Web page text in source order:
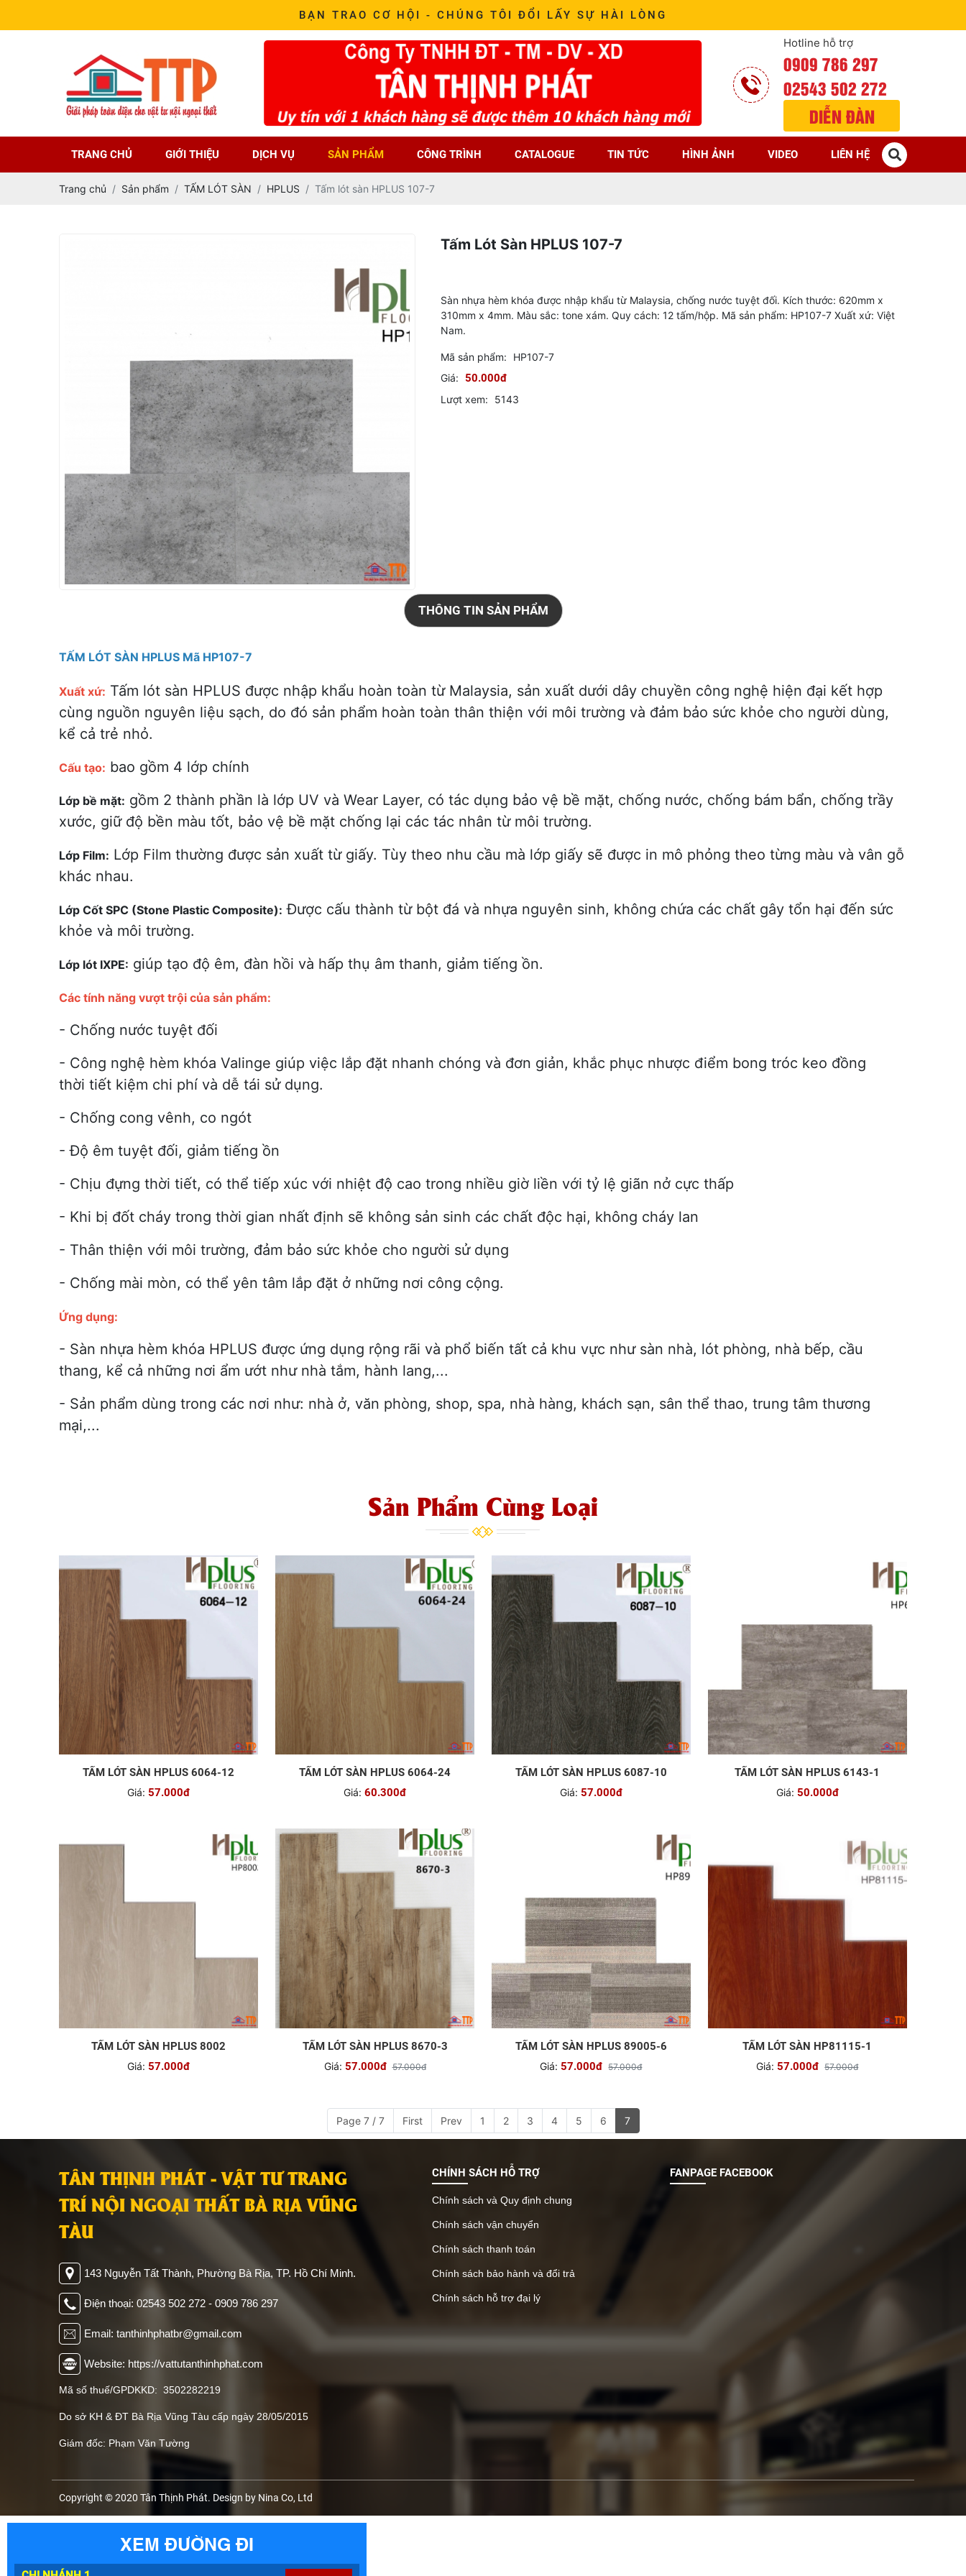
BẠN TRAO CƠ HỘI - CHÚNG TÔI ĐỔI LẤY SỰ HÀI LÒNG
Hotline hỗ trợ
0909 786 297
02543 502 272
DIỄN ĐÀN
TRANG CHỦ GIỚI THIỆU DỊCH VỤ SẢN PHẨM CÔNG TRÌNH CATALOGUE TIN TỨC HÌNH ẢNH VIDEO LIÊN HỆ
Trang chủ Sản phẩm TẤM LÓT SÀN HPLUS Tấm lót sàn HPLUS 107-7
Tấm Lót Sàn HPLUS 107-7
Sàn nhựa hèm khóa được nhập khẩu từ Malaysia, chống nước tuyệt đối. Kích thước: 620mm x
310mm x 4mm. Màu sắc: tone xám. Quy cách: 12 tấm/hộp. Mã sản phẩm: HP107-7 Xuất xứ: Việt
Nam.
Mã sản phẩm:
HP107-7
Giá: 50.000đ
Lượt xem: 5143
THÔNG TIN SẢN PHẨM
TẤM LÓT SÀN HPLUS Mã HP107-7
Xuất xứ: Tấm lót sàn HPLUS được nhập khẩu hoàn toàn từ Malaysia, sản xuất dưới dây chuyền công nghệ hiện đại kết hợp
cùng nguồn nguyên liệu sạch, do đó sản phẩm hoàn toàn thân thiện với môi trường và đảm bảo sức khỏe cho người dùng,
kể cả trẻ nhỏ.
Cấu tạo: bao gồm 4 lớp chính
Lớp bề mặt: gồm 2 thành phần là lớp UV và Wear Layer, có tác dụng bảo vệ bề mặt, chống nước, chống bám bẩn, chống trầy
xước, giữ độ bền màu tốt, bảo vệ bề mặt chống lại các tác nhân từ môi trường.
Lớp Film: Lớp Film thường được sản xuất từ giấy. Tùy theo nhu cầu mà lớp giấy sẽ được in mô phỏng theo từng màu và vân gỗ
khác nhau.
Lớp Cốt SPC (Stone Plastic Composite): Được cấu thành từ bột đá và nhựa nguyên sinh, không chứa các chất gây tổn hại đến sức
khỏe và môi trường.
Lớp lót IXPE: giúp tạo độ êm, đàn hồi và hấp thụ âm thanh, giảm tiếng ồn.
Các tính năng vượt trội của sản phẩm:
- Chống nước tuyệt đối
- Công nghệ hèm khóa Valinge giúp việc lắp đặt nhanh chóng và đơn giản, khắc phục nhược điểm bong tróc keo đồng
thời tiết kiệm chi phí và dễ tái sử dụng.
- Chống cong vênh, co ngót
- Độ êm tuyệt đối, giảm tiếng ồn
- Chịu đựng thời tiết, có thể tiếp xúc với nhiệt độ cao trong nhiều giờ liền với tỷ lệ giãn nở cực thấp
- Khi bị đốt cháy trong thời gian nhất định sẽ không sản sinh các chất độc hại, không cháy lan
- Thân thiện với môi trường, đảm bảo sức khỏe cho người sử dụng
- Chống mài mòn, có thể yên tâm lắp đặt ở những nơi công cộng.
Ứng dụng:
- Sàn nhựa hèm khóa HPLUS được ứng dụng rộng rãi và phổ biến tất cả khu vực như sàn nhà, lót phòng, nhà bếp, cầu
thang, kể cả những nơi ẩm ướt như nhà tắm, hành lang,...
- Sản phẩm dùng trong các nơi như: nhà ở, văn phòng, shop, spa, nhà hàng, khách sạn, sân thể thao, trung tâm thương
mại,...
Sản Phẩm Cùng Loại
TẤM LÓT SÀN HPLUS 6064-12
Giá: 57.000đ
TẤM LÓT SÀN HPLUS 6064-24
Giá: 60.300đ
TẤM LÓT SÀN HPLUS 6087-10
Giá: 57.000đ
TẤM LÓT SÀN HPLUS 6143-1
Giá: 50.000đ
TẤM LÓT SÀN HPLUS 8002
Giá: 57.000đ
TẤM LÓT SÀN HPLUS 8670-3
Giá: 57.000đ 57.000đ
TẤM LÓT SÀN HPLUS 89005-6
Giá: 57.000đ 57.000đ
TẤM LÓT SÀN HP81115-1
Giá: 57.000đ 57.000đ
Page 7 / 7 First Prev 1 2 3 4 5 6 7
TÂN THỊNH PHÁT - VẬT TƯ TRANG
TRÍ NỘI NGOẠI THẤT BÀ RỊA VŨNG
TÀU
143 Nguyễn Tất Thành, Phường Bà Rịa, TP. Hồ Chí Minh.
Điện thoại: 02543 502 272 - 0909 786 297
Email: tanthinhphatbr@gmail.com
Website: https://vattutanthinhphat.com
Mã số thuế/GPDKKD: 3502282219
Do sở KH & ĐT Bà Rịa Vũng Tàu cấp ngày 28/05/2015
Giám đốc: Phạm Văn Tường
CHÍNH SÁCH HỖ TRỢ
Chính sách và Quy định chung
Chính sách vận chuyển
Chính sách thanh toán
Chính sách bảo hành và đổi trả
Chính sách hỗ trợ đại lý
FANPAGE FACEBOOK
Copyright © 2020 Tân Thịnh Phát. Design by Nina Co, Ltd
XEM ĐƯỜNG ĐI